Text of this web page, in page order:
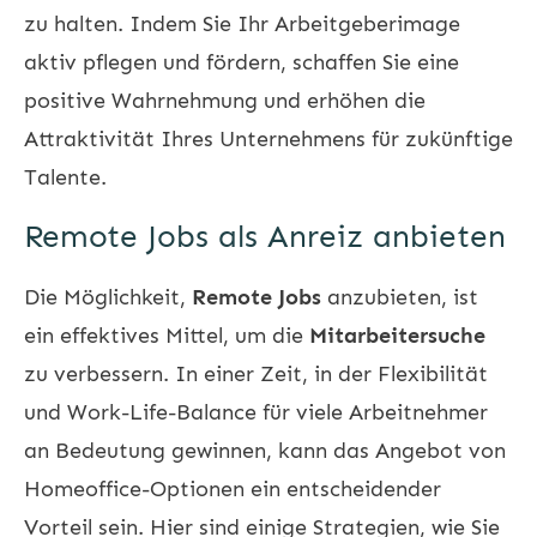
zu halten. Indem Sie Ihr Arbeitgeberimage
aktiv pflegen und fördern, schaffen Sie eine
positive Wahrnehmung und erhöhen die
Attraktivität Ihres Unternehmens für zukünftige
Talente.
Remote Jobs als Anreiz anbieten
Die Möglichkeit, Remote Jobs anzubieten, ist
ein effektives Mittel, um die Mitarbeitersuche
zu verbessern. In einer Zeit, in der Flexibilität
und Work-Life-Balance für viele Arbeitnehmer
an Bedeutung gewinnen, kann das Angebot von
Homeoffice-Optionen ein entscheidender
Vorteil sein. Hier sind einige Strategien, wie Sie